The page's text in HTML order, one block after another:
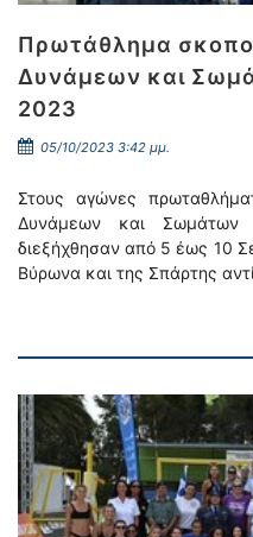
Πρωτάθλημα
Δυνάμεων και
2023
05/10/2023 3:42 μμ.
Στους αγώνες
Δυνάμεων και Σωμάτων
διεξήχθησαν από 5 έως 10
Βύρωνα και της Σπάρτης